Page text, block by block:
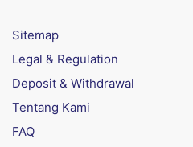
Sitemap
Legal & Regulation
Deposit & Withdrawal
Tentang Kami
FAQ